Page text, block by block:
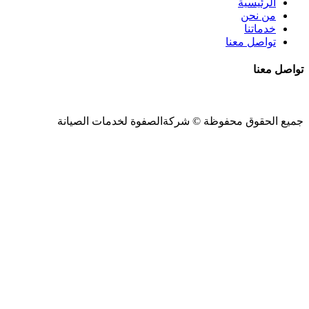
الرئيسية
من نحن
خدماتنا
تواصل معنا
تواصل معنا
جميع الحقوق محفوظة © شركةالصفوة لخدمات الصيانة